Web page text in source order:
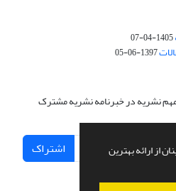
از ارائه بهترین
1405-04-07
1397-06-05
مهم نشریه در خبرنامه نشریه مشترک
اشتراک